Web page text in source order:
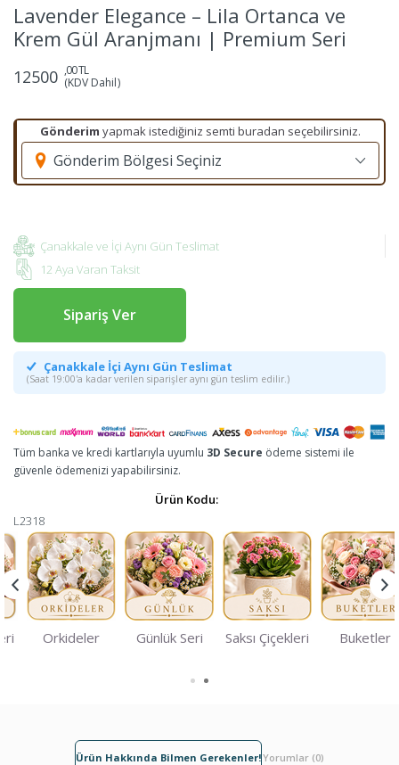
Lavender Elegance – Lila Ortanca ve
Krem Gül Aranjmanı | Premium Seri
12500 ,00 TL
(KDV Dahil)
Gönderim yapmak istediğiniz semti buradan seçebilirsiniz.
Gönderim Bölgesi Seçiniz
Çanakkale ve İçi Aynı Gün Teslimat
12 Aya Varan Taksit
Sipariş Ver
Çanakkale İçi Aynı Gün Teslimat
(Saat 19:00'a kadar verilen siparişler aynı gün teslim edilir.)
Tüm banka ve kredi kartlarıyla uyumlu 3D Secure ödeme sistemi ile
güvenle ödemenizi yapabilirsiniz.
Ürün Kodu:
L2318
Orkideler Günlük Seri Saksı Çiçekleri Buketler
Ürün Hakkında Bilmen Gerekenler!Yorumlar (0)